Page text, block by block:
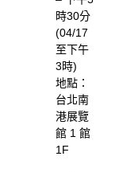
時30分
(04/17
至下午
3時)
地點：
台北南
港展覽
館 1 館
1F